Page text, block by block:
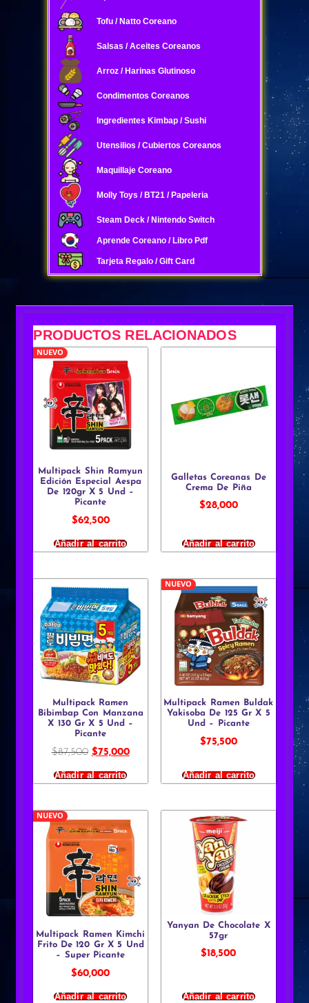
Tofu / Natto Coreano
Salsas / Aceites Coreanos
Arroz / Harinas Glutinoso
Condimentos Coreanos
Ingredientes Kimbap / Sushi
Utensilios / Cubiertos Coreanos
Maquillaje Coreano
Molly Toys / BT21 / Papeleria
Steam Deck / Nintendo Switch
Aprende Coreano / Libro Pdf
Tarjeta Regalo / Gift Card
PRODUCTOS RELACIONADOS
NUEVO
Multipack Shin Ramyun
Edición Especial Aespa
De 120gr X 5 Und –
Picante
$62,500
Añadir al carrito
Galletas Coreanas De
Crema De Piña
$28,000
Añadir al carrito
Multipack Ramen
Bibimbap Con Manzana
X 130 Gr X 5 Und –
Picante
$87,500 $75,000
Añadir al carrito
NUEVO
Multipack Ramen Buldak
Yakisoba De 125 Gr X 5
Und – Picante
$75,500
Añadir al carrito
NUEVO
Multipack Ramen Kimchi
Frito De 120 Gr X 5 Und
– Super Picante
$60,000
Añadir al carrito
Yanyan De Chocolate X
57gr
$18,500
Añadir al carrito